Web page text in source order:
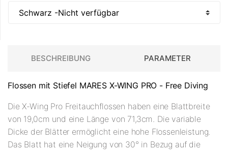
BESCHREIBUNG PARAMETER
Flossen mit Stiefel MARES X-WING PRO - Free Diving
Die X-Wing Pro Freitauchflossen haben eine Blattbreite
von 19,0cm und eine Länge von 71,3cm. Die variable
Dicke der Blätter ermöglicht eine hohe Flossenleistung.
Das Blatt hat eine Neigung von 30° in Bezug auf die